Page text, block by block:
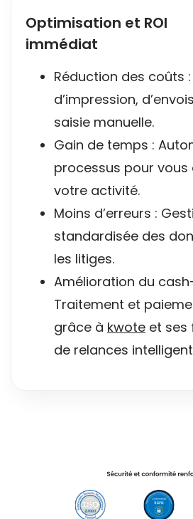
Optimisation et ROI
immédiat
Réduction des coûts
d’impression,
saisie manuelle.
Gain de temps :
processus pour
votre activité.
Moins d’erreurs :
standardisée des
les litiges.
Amélioration du
Traitement et
grâce à kwote et ses
de relances